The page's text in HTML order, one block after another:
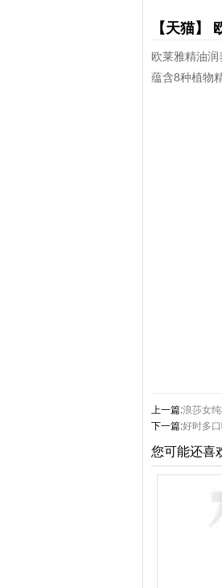
【天猫】
欧莱雅精油
蕴含8种植物
上一篇:浪莎女
下一篇:好时多
您可能还喜